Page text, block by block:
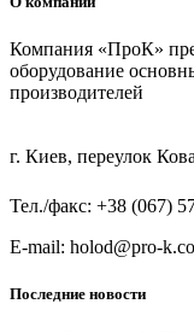
Компания «ПроК»
оборудование
производителей
г. Киев, переулок
Тел./факс: +38 (067)
E-mail: holod@pro-
Последние новости